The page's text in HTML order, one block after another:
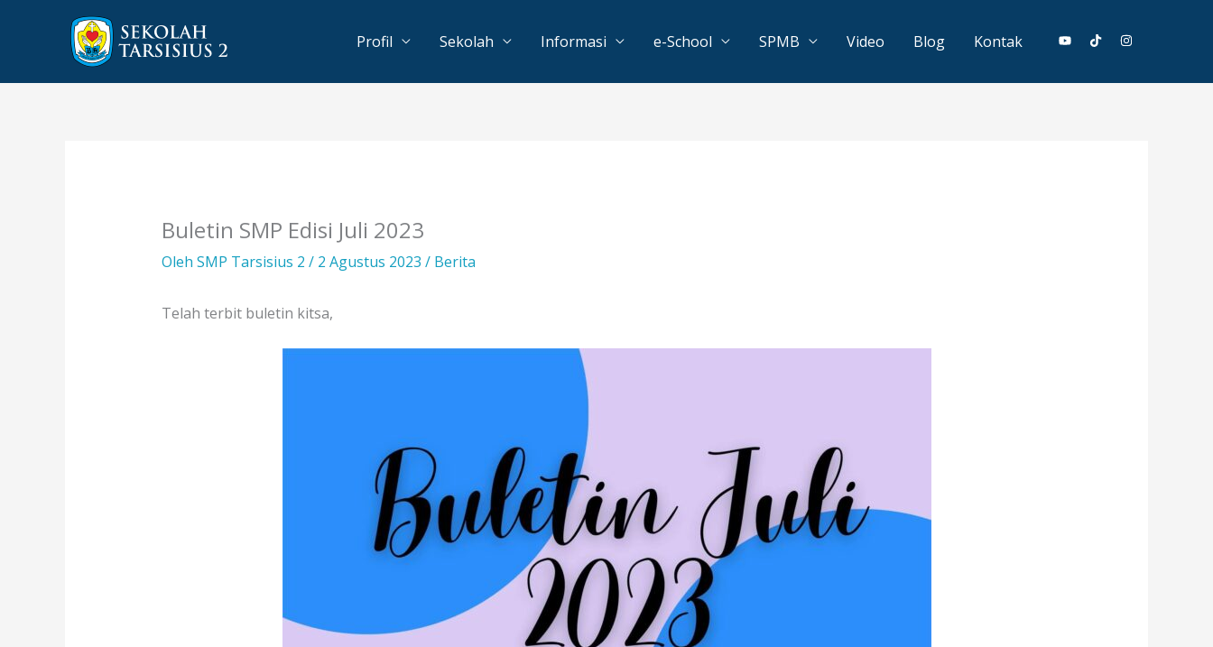
Profil Sekolah Informasi e-School SPMB Video Blog Kontak
Buletin SMP Edisi Juli 2023
Oleh SMP Tarsisius 2 / 2 Agustus 2023 / Berita
Telah terbit buletin kitsa,